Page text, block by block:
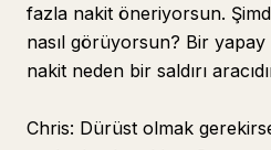
fazla nakit öneriyorsun.
nasıl görüyorsun? Bir
nakit neden bir saldırı
Chris: Dürüst olmak